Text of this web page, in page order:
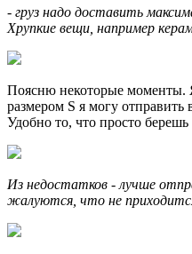
- груз надо доставить
Хрупкие вещи, например
Поясню некоторые моменты.
размером S я могу
Удобно то, что просто берешь
Из недостатков - лучше
жалуются, что не